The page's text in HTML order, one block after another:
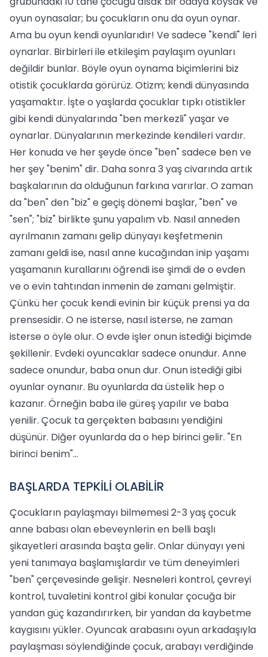
oyun oynasalar; bu çocukların onu da oyun oynar.
Ama bu oyun kendi oyunlarıdır! Ve sadece "kendi" leri
oynarlar. Birbirleri ile etkileşim paylaşım oyunları
değildir bunlar. Böyle oyun oynama biçimlerini biz
otistik çocuklarda görürüz. Otizm; kendi dünyasında
yaşamaktır. İşte o yaşlarda çocuklar tıpkı otistikler
gibi kendi dünyalarında "ben merkezli" yaşar ve
oynarlar. Dünyalarının merkezinde kendileri vardır.
Her konuda ve her şeyde önce "ben" sadece ben ve
her şey "benim" dir. Daha sonra 3 yaş civarında artık
başkalarının da olduğunun farkına varırlar. O zaman
da "ben" den "biz" e geçiş dönemi başlar, "ben" ve
"sen"; "biz" birlikte şunu yapalım vb. Nasıl anneden
ayrılmanın zamanı gelip dünyayı keşfetmenin
zamanı geldi ise, nasıl anne kucağından inip yaşamı
yaşamanın kurallarını öğrendi ise şimdi de o evden
ve o evin tahtından inmenin de zamanı gelmiştir.
Çünkü her çocuk kendi evinin bir küçük prensi ya da
prensesidir. O ne isterse, nasıl isterse, ne zaman
isterse o öyle olur. O evde işler onun istediği biçimde
şekillenir. Evdeki oyuncaklar sadece onundur. Anne
sadece onundur, baba onun dur. Onun istediği gibi
oyunlar oynanır. Bu oyunlarda da üstelik hep o
kazanır. Örneğin baba ile güreş yapılır ve baba
yenilir. Çocuk ta gerçekten babasını yendiğini
düşünür. Diğer oyunlarda da o hep birinci gelir. "En
birinci benim"...
BAŞLARDA TEPKİLİ OLABİLİR
Çocukların paylaşmayı bilmemesi 2-3 yaş çocuk
anne babası olan ebeveynlerin en belli başlı
şikayetleri arasında başta gelir. Onlar dünyayı yeni
yeni tanımaya başlamışlardır ve tüm deneyimleri
"ben" çerçevesinde gelişir. Nesneleri kontrol, çevreyi
kontrol, tuvaletini kontrol gibi konular çocuğa bir
yandan güç kazandırırken, bir yandan da kaybetme
kaygısını yükler. Oyuncak arabasını oyun arkadaşıyla
paylaşması söylendiğinde çocuk, arabayı verdiğinde